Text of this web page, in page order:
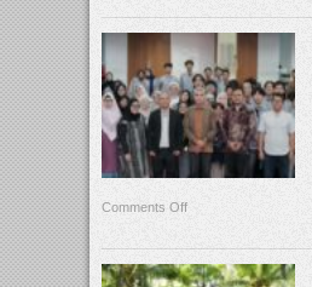
Comments Off